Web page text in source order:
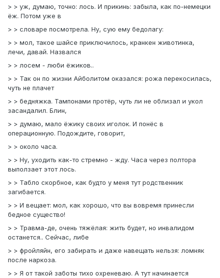
> > уж, думаю, точно: лось. И прикинь: забыла, как по-немецки
ёж. Потом уже в
> > словаре посмотрела. Ну, сую ему бедолагу:
> > мол, такое шайсе приключилось, кранкен животинка,
лечи, давай. Назвался
> > лосем - люби ёжиков..
> > Так он по жизни Айболитом оказался: рожа перекосилась,
чуть не плачет
> > бедняжка. Тампонами протёр, чуть ли не облизал и укол
засандалил. Блин,
> > думаю, мало ёжику своих иголок. И понёс в
операционную. Подождите, говорит,
> > около часа.
> > Ну, уходить как-то стремно - жду. Часа через полтора
выползает этот лось.
> > Табло скорбное, как будто у меня тут родственник
загибается.
> > И вещает: мол, как хорошо, что вы вовремя принесли
бедное существо!
> > Травма-де, очень тяжёлая: жить будет, но инвалидом
останется.. Сейчас, либе
> > фройляйн, его забирать и даже навещать нельзя: ломняк
после наркоза.
> > Я от такой заботы тихо охреневаю. А тут начинается